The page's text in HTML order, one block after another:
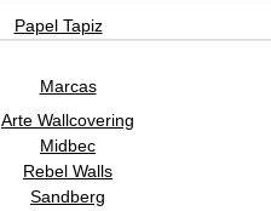
Papel Tapiz
Marcas
Arte Wallcovering
Midbec
Rebel Walls
Sandberg